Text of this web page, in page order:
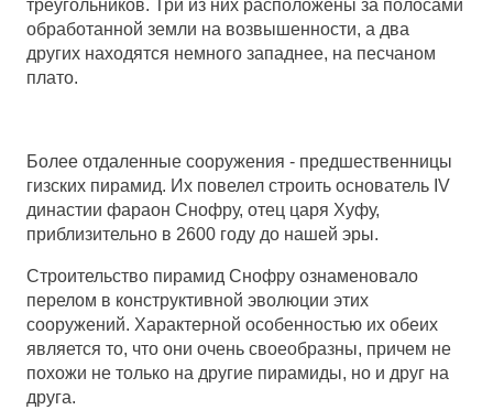
треугольников. Три из них расположены за полосами
обработанной земли на возвышенности, а два
других находятся немного западнее, на песчаном
плато.
Более отдаленные сооружения - предшественницы
гизских пирамид. Их повелел строить основатель IV
династии фараон Снофру, отец царя Хуфу,
приблизительно в 2600 году до нашей эры.
Строительство пирамид Снофру ознаменовало
перелом в конструктивной эволюции этих
сооружений. Характерной особенностью их обеих
является то, что они очень своеобразны, причем не
похожи не только на другие пирамиды, но и друг на
друга.